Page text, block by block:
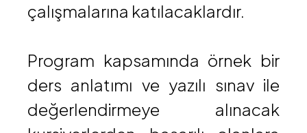
çalışmalarına katılacaklardır.
Program kapsamında örnek bir
ders anlatımı ve yazılı sınav ile
değerlendirmeye alınacak